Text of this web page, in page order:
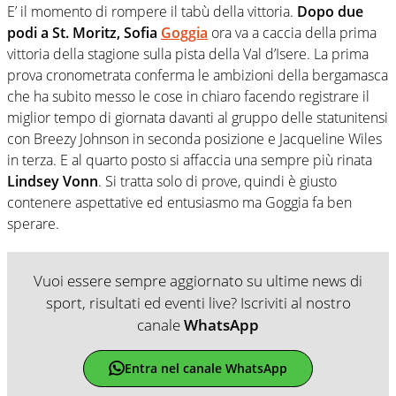
E’ il momento di rompere il tabù della vittoria. Dopo due
podi a St. Moritz, Sofia Goggia ora va a caccia della prima
vittoria della stagione sulla pista della Val d’Isere. La prima
prova cronometrata conferma le ambizioni della bergamasca
che ha subito messo le cose in chiaro facendo registrare il
miglior tempo di giornata davanti al gruppo delle statunitensi
con Breezy Johnson in seconda posizione e Jacqueline Wiles
in terza. E al quarto posto si affaccia una sempre più rinata
Lindsey Vonn. Si tratta solo di prove, quindi è giusto
contenere aspettative ed entusiasmo ma Goggia fa ben
sperare.
Vuoi essere sempre aggiornato su ultime news di
sport, risultati ed eventi live? Iscriviti al nostro
canaleWhatsApp
Entra nel canale WhatsApp